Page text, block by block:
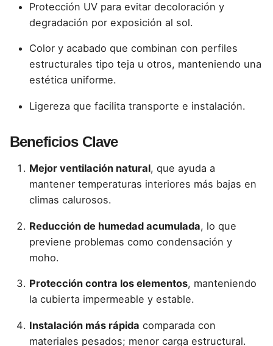
Protección UV para evitar decoloración y
degradación por exposición al sol.
Color y acabado que combinan con perfiles
estructurales tipo teja u otros, manteniendo una
estética uniforme.
Ligereza que facilita transporte e instalación.
Beneficios Clave
Mejor ventilación natural, que ayuda a
mantener temperaturas interiores más bajas en
climas calurosos.
Reducción de humedad acumulada, lo que
previene problemas como condensación y
moho.
Protección contra los elementos, manteniendo
la cubierta impermeable y estable.
Instalación más rápida comparada con
materiales pesados; menor carga estructural.